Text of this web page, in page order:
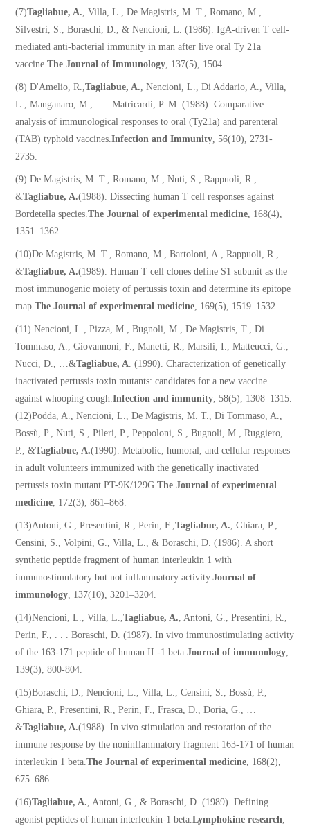
(7)Tagliabue, A., Villa, L., De Magistris, M. T., Romano, M.,
Silvestri, S., Boraschi, D., & Nencioni, L. (1986). IgA-driven T cell-
mediated anti-bacterial immunity in man after live oral Ty 21a
vaccine.The Journal of Immunology, 137(5), 1504.
(8) D'Amelio, R.,Tagliabue, A., Nencioni, L., Di Addario, A., Villa,
L., Manganaro, M., . . . Matricardi, P. M. (1988). Comparative
analysis of immunological responses to oral (Ty21a) and parenteral
(TAB) typhoid vaccines.Infection and Immunity, 56(10), 2731-
2735.
(9) De Magistris, M. T., Romano, M., Nuti, S., Rappuoli, R.,
&Tagliabue, A.(1988). Dissecting human T cell responses against
Bordetella species.The Journal of experimental medicine, 168(4),
1351–1362.
(10)De Magistris, M. T., Romano, M., Bartoloni, A., Rappuoli, R.,
&Tagliabue, A.(1989). Human T cell clones define S1 subunit as the
most immunogenic moiety of pertussis toxin and determine its epitope
map.The Journal of experimental medicine, 169(5), 1519–1532.
(11) Nencioni, L., Pizza, M., Bugnoli, M., De Magistris, T., Di
Tommaso, A., Giovannoni, F., Manetti, R., Marsili, I., Matteucci, G.,
Nucci, D., …&Tagliabue, A. (1990). Characterization of genetically
inactivated pertussis toxin mutants: candidates for a new vaccine
against whooping cough.Infection and immunity, 58(5), 1308–1315.
(12)Podda, A., Nencioni, L., De Magistris, M. T., Di Tommaso, A.,
Bossù, P., Nuti, S., Pileri, P., Peppoloni, S., Bugnoli, M., Ruggiero,
P., &Tagliabue, A.(1990). Metabolic, humoral, and cellular responses
in adult volunteers immunized with the genetically inactivated
pertussis toxin mutant PT-9K/129G.The Journal of experimental
medicine, 172(3), 861–868.
(13)Antoni, G., Presentini, R., Perin, F.,Tagliabue, A., Ghiara, P.,
Censini, S., Volpini, G., Villa, L., & Boraschi, D. (1986). A short
synthetic peptide fragment of human interleukin 1 with
immunostimulatory but not inflammatory activity.Journal of
immunology, 137(10), 3201–3204.
(14)Nencioni, L., Villa, L.,Tagliabue, A., Antoni, G., Presentini, R.,
Perin, F., . . . Boraschi, D. (1987). In vivo immunostimulating activity
of the 163-171 peptide of human IL-1 beta.Journal of immunology,
139(3), 800-804.
(15)Boraschi, D., Nencioni, L., Villa, L., Censini, S., Bossù, P.,
Ghiara, P., Presentini, R., Perin, F., Frasca, D., Doria, G., …
&Tagliabue, A.(1988). In vivo stimulation and restoration of the
immune response by the noninflammatory fragment 163-171 of human
interleukin 1 beta.The Journal of experimental medicine, 168(2),
675–686.
(16)Tagliabue, A., Antoni, G., & Boraschi, D. (1989). Defining
agonist peptides of human interleukin-1 beta.Lymphokine research,